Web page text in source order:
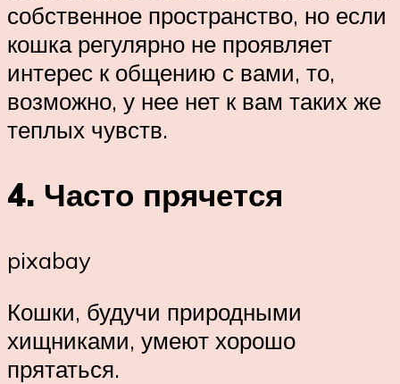
собственное пространство, но если
кошка регулярно не проявляет
интерес к общению с вами, то,
возможно, у нее нет к вам таких же
теплых чувств.
4. Часто прячется
pixabay
Кошки, будучи природными
хищниками, умеют хорошо
прятаться.